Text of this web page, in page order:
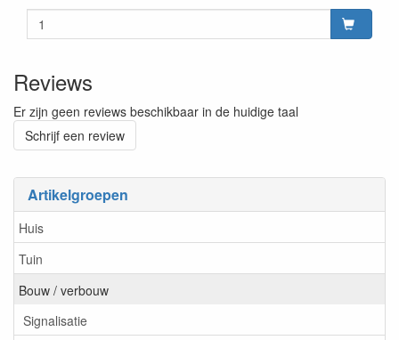
Artikelgroepen
Huis
Tuin
Bouw / verbouw
Signalisatie
Reviews
Er zijn geen reviews beschikbaar in de huidige taal
Schrijf een review